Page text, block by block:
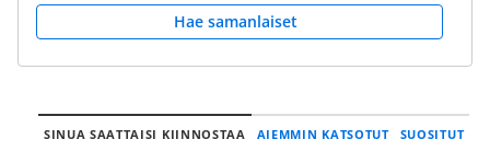
Hae samanlaiset
SINUA SAATTAISI KIINNOSTAA AIEMMIN KATSOTUT SUOSITUT